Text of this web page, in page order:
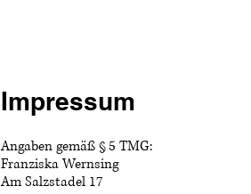
Impressum
Angaben gemäß § 5 TMG:
Franziska Wernsing
Am Salzstadel 17